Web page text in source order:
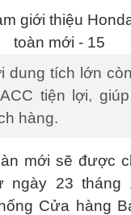
dung tích lớn
tiện lợi,
hàng.
mới sẽ được
ngày 23 tháng
Cửa hàng